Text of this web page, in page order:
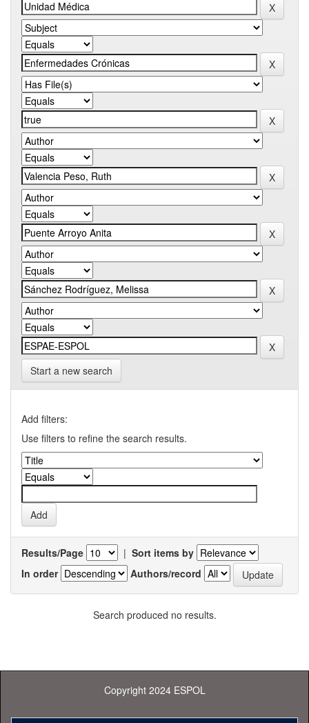
Start a new search
Add filters:
Use filters to refine the search results.
Results/Page | Sort items by
In order
Authors/record
Search produced no results.
Copyright 2024 ESPOL